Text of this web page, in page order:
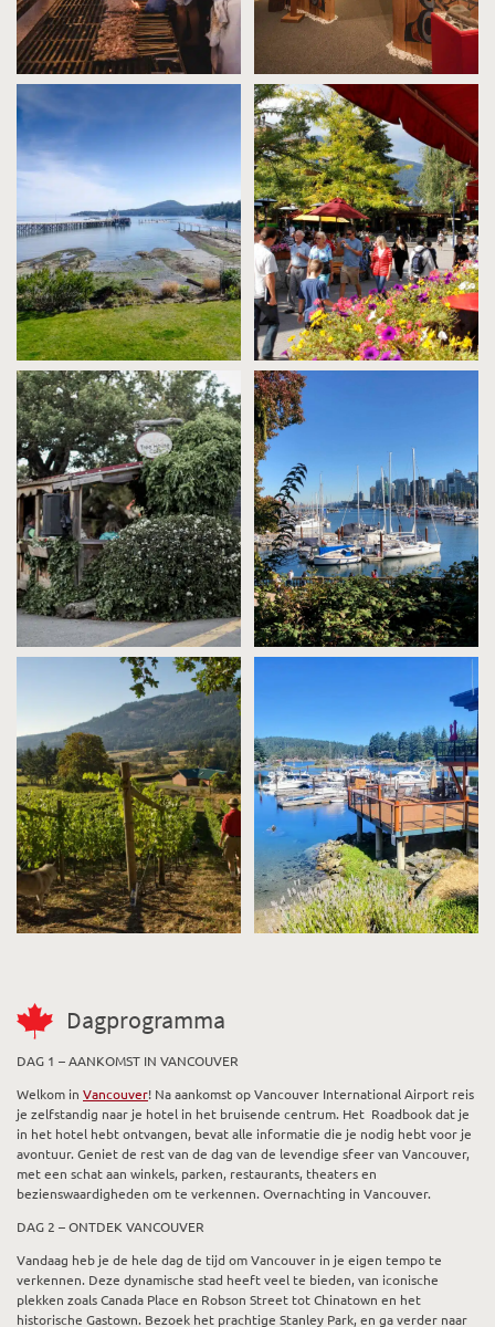
Dagprogramma
DAG 1 – AANKOMST IN VANCOUVER
Welkom in Vancouver! Na aankomst op Vancouver International Airport reis
je zelfstandig naar je hotel in het bruisende centrum. Het Roadbook dat je
in het hotel hebt ontvangen, bevat alle informatie die je nodig hebt voor je
avontuur. Geniet de rest van de dag van de levendige sfeer van Vancouver,
met een schat aan winkels, parken, restaurants, theaters en
bezienswaardigheden om te verkennen. Overnachting in Vancouver.
DAG 2 – ONTDEK VANCOUVER
Vandaag heb je de hele dag de tijd om Vancouver in je eigen tempo te
verkennen. Deze dynamische stad heeft veel te bieden, van iconische
plekken zoals Canada Place en Robson Street tot Chinatown en het
historische Gastown. Bezoek het prachtige Stanley Park, en ga verder naar